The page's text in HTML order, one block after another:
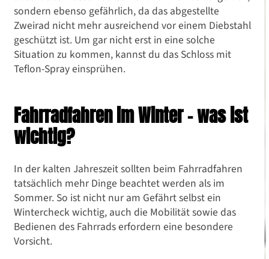
sondern ebenso gefährlich, da das abgestellte
Zweirad nicht mehr ausreichend vor einem Diebstahl
geschützt ist. Um gar nicht erst in eine solche
Situation zu kommen, kannst du das Schloss mit
Teflon-Spray einsprühen.
Fahrradfahren im Winter – was ist
wichtig?
In der kalten Jahreszeit sollten beim Fahrradfahren
tatsächlich mehr Dinge beachtet werden als im
Sommer. So ist nicht nur am Gefährt selbst ein
Wintercheck wichtig, auch die Mobilität sowie das
Bedienen des Fahrrads erfordern eine besondere
Vorsicht.